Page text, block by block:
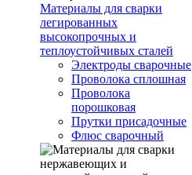
Материалы для сварки
легированных
высокопрочных и
теплоустойчивых сталей
Электроды сварочные
Проволока сплошная
Проволока
порошковая
Прутки присадочные
Флюс сварочный